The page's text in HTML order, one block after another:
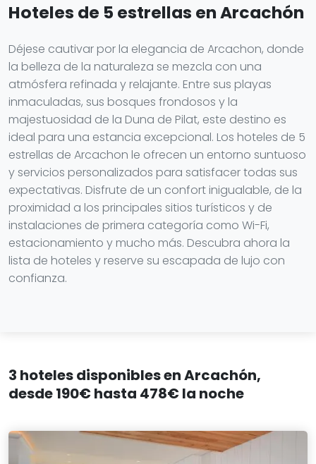
Hoteles de 5 estrellas en Arcachón
Déjese cautivar por la elegancia de Arcachon, donde
la belleza de la naturaleza se mezcla con una
atmósfera refinada y relajante. Entre sus playas
inmaculadas, sus bosques frondosos y la
majestuosidad de la Duna de Pilat, este destino es
ideal para una estancia excepcional. Los hoteles de 5
estrellas de Arcachon le ofrecen un entorno suntuoso
y servicios personalizados para satisfacer todas sus
expectativas. Disfrute de un confort inigualable, de la
proximidad a los principales sitios turísticos y de
instalaciones de primera categoría como Wi-Fi,
estacionamiento y mucho más. Descubra ahora la
lista de hoteles y reserve su escapada de lujo con
confianza.
3 hoteles disponibles en Arcachón,
desde 190€ hasta 478€ la noche